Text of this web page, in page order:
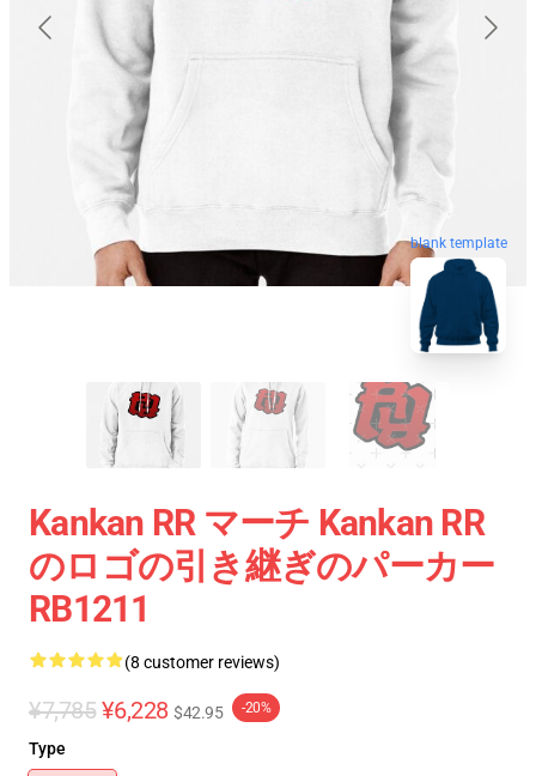
blank template
Kankan RR マーチ Kankan RR
のロゴの引き継ぎのパーカー
RB1211
(8 customer reviews)
¥7,785 ¥6,228 $42.95 -20%
Type